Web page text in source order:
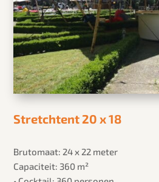
Stretchtent 20 x 18
Brutomaat: 24 x 22 meter
Capaciteit: 360 m²